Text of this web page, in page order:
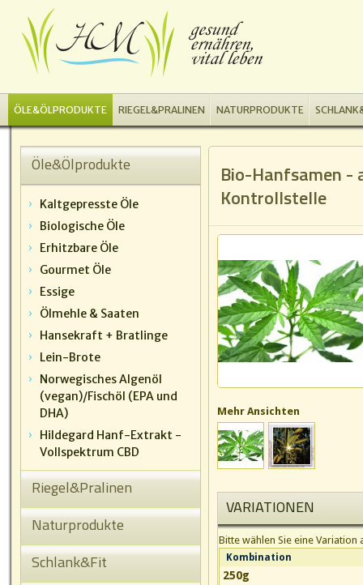
ÖLE&ÖLPRODUKTE RIEGEL&PRALINEN NATURPRODUKTE
Öle&Ölprodukte
Kaltgepresste Öle
Biologische Öle
Erhitzbare Öle
Gourmet Öle
Essige
Ölmehle & Saaten
Hansekraft + Bratlinge
Lein-Brote
Norwegisches Algenöl
(vegan)/Fischöl (EPA und
DHA)
Hildegard Hanf-Extrakt -
Vollspektrum CBD
Riegel&Pralinen
Naturprodukte
Schlank&Fit
Bio-Hanfsamen -
Kontrollstelle
Mehr Ansichten
VARIATIONEN
Bitte wählen Sie eine Variation
Kombination
250g